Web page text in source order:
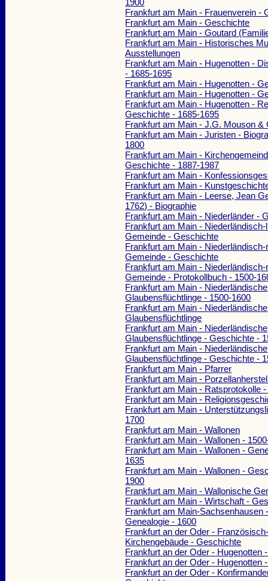
Frankfurt am Main - Frauenverein -
Frankfurt am Main - Geschichte
Frankfurt am Main - Goutard
Frankfurt am Main - Historisches
Ausstellungen
Frankfurt am Main - Hugenotten -
- 1685-1695
Frankfurt am Main - Hugenotten -
Frankfurt am Main - Hugenotten -
Frankfurt am Main - Hugenotten -
Geschichte - 1685-1695
Frankfurt am Main - J.G. Mouson &
Frankfurt am Main - Juristen -
1800
Frankfurt am Main -
Geschichte - 1887-1987
Frankfurt am Main -
Frankfurt am Main -
Frankfurt am Main - Leerse, Jean
1762) - Biographie
Frankfurt am Main - Niederländer -
Frankfurt am Main -
Gemeinde - Geschichte
Frankfurt am Main -
Gemeinde - Geschichte
Frankfurt am Main -
Gemeinde - Protokollbuch - 1500-
Frankfurt am Main - Niederländische
Glaubensflüchtlinge - 1500-1600
Frankfurt am Main - Niederländische
Glaubensflüchtlinge
Frankfurt am Main - Niederländische
Glaubensflüchtlinge - Geschichte -
Frankfurt am Main - Niederländische
Glaubensflüchtlinge - Geschichte -
Frankfurt am Main - Pfarrer
Frankfurt am Main -
Frankfurt am Main - Ratsprotokolle
Frankfurt am Main -
Frankfurt am Main -
1700
Frankfurt am Main - Wallonen
Frankfurt am Main - Wallonen -
Frankfurt am Main - Wallonen -
1635
Frankfurt am Main - Wallonen -
1900
Frankfurt am Main - Wallonische
Frankfurt am Main - Wirtschaft -
Frankfurt am Main-Sachsenhausen
Genealogie - 1600
Frankfurt an der Oder -
Kirchengebäude - Geschichte
Frankfurt an der Oder - Hugenotten
Frankfurt an der Oder - Hugenotten
Frankfurt an der Oder -